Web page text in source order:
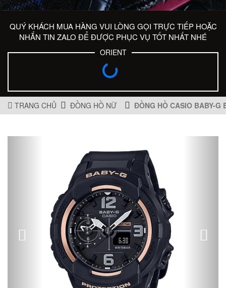
QUÝ KHÁCH MUA HÀNG VUI LÒNG GỌI TRỰC TIẾP HOẶC
NHẮN TIN ZALO ĐỂ ĐƯỢC PHỤC VỤ TỐT NHẤT NHÉ
ORIENT
TRANG CHỦ ĐỒNG HỒ NỮ ĐỒNG HỒ CASIO BABY-G